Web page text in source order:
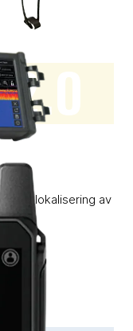
och lokalisering av